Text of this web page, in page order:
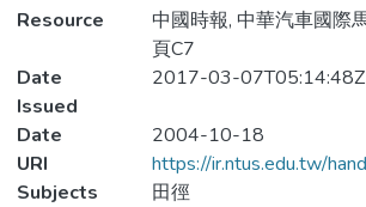
Resource
中國時報, 中華汽車國際
頁C7
Date
Issued
2017-03-07T05:14:48Z
Date
2004-10-18
URI
https://ir.ntus.edu.tw/
Subjects
田徑